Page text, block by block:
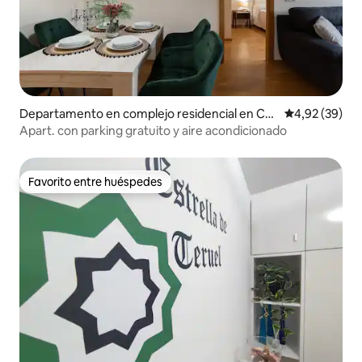
Departamento en complejo residencial en Cas
tellón de la Plana
Calificación
4,92 (39)
Apart. con parking gratuito y aire acondicionado
Favorito entre huéspedes
Favorito entre huéspedes